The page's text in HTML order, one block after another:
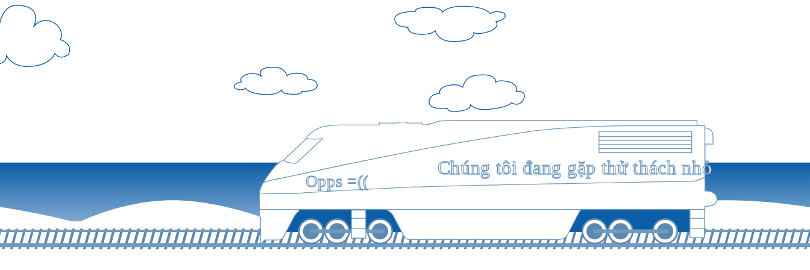
Opps =((
Chúng tôi đang gặp thử thách nhỏ